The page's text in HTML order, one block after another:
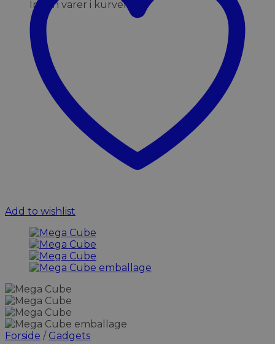
Ingen varer i kurven.
Add to wishlist
Forside / Gadgets